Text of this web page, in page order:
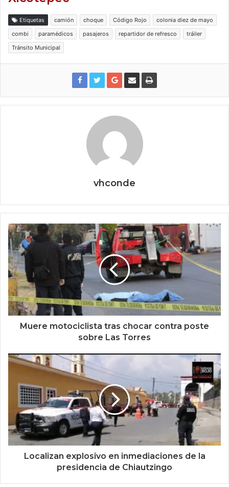
Etiquetas camión choque Código Rojo
colonia diez de mayo
combi
paramédicos pasajeros repartidor de refresco
tráiler
Tránsito Municipal
vhconde
Muere motociclista tras chocar contra poste
sobre Las Torres
Localizan explosivo en inmediaciones de la
presidencia de Chiautzingo